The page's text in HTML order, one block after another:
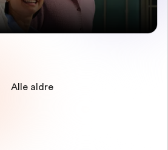
Alle aldre